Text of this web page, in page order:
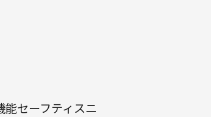
セーフティスニ